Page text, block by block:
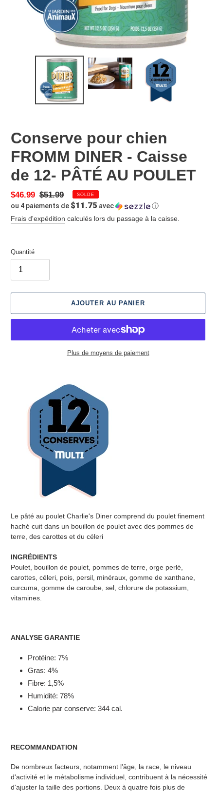
Conserve pour chien
FROMM DINER - Caisse
de 12- PÂTÉ AU POULET
Prix
réduit
$46.99 Prix
normal
$51.99 SOLDE
ou 4 paiements de $11.75 avec
ⓘ
Frais d'expédition calculés lors du passage à la caisse.
Quantité
AJOUTER AU PANIER
Plus de moyens de paiement
Le pâté au poulet Charlie's Diner comprend du poulet finement
haché cuit dans un bouillon de poulet avec des pommes de
terre, des carottes et du céleri
INGRÉDIENTS
Poulet, bouillon de poulet, pommes de terre, orge perlé,
carottes, céleri, pois, persil, minéraux, gomme de xanthane,
curcuma, gomme de caroube, sel, chlorure de potassium,
vitamines.
ANALYSE GARANTIE
Protéine: 7%
Gras: 4%
Fibre: 1,5%
Humidité: 78%
Calorie par conserve: 344 cal.
RECOMMANDATION
De nombreux facteurs, notamment l'âge, la race, le niveau
d'activité et le métabolisme individuel, contribuent à la nécessité
d'ajuster la taille des portions. Deux à quatre fois plus de